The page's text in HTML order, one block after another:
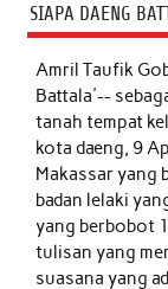
SIAPA DAENG
Amril Taufik
Battala'--
tanah tempat
kota daeng, 9
Makassar yang
badan lelaki
yang berbobot
tulisan yang
suasana yang